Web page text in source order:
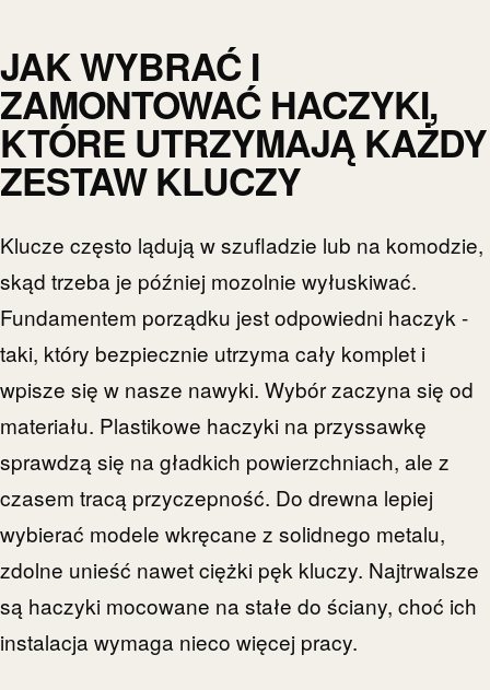
JAK WYBRAĆ I
ZAMONTOWAĆ HACZYKI,
KTÓRE UTRZYMAJĄ KAŻDY
ZESTAW KLUCZY
Klucze często lądują w szufladzie lub na komodzie,
skąd trzeba je później mozolnie wyłuskiwać.
Fundamentem porządku jest odpowiedni haczyk -
taki, który bezpiecznie utrzyma cały komplet i
wpisze się w nasze nawyki. Wybór zaczyna się od
materiału. Plastikowe haczyki na przyssawkę
sprawdzą się na gładkich powierzchniach, ale z
czasem tracą przyczepność. Do drewna lepiej
wybierać modele wkręcane z solidnego metalu,
zdolne unieść nawet ciężki pęk kluczy. Najtrwalsze
są haczyki mocowane na stałe do ściany, choć ich
instalacja wymaga nieco więcej pracy.